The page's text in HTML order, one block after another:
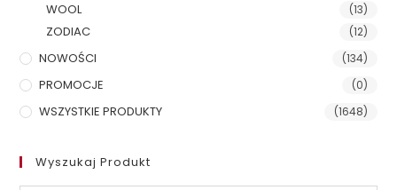
WOOL (13)
ZODIAC (12)
NOWOŚCI (134)
PROMOCJE (0)
WSZYSTKIE PRODUKTY (1648)
Wyszukaj Produkt